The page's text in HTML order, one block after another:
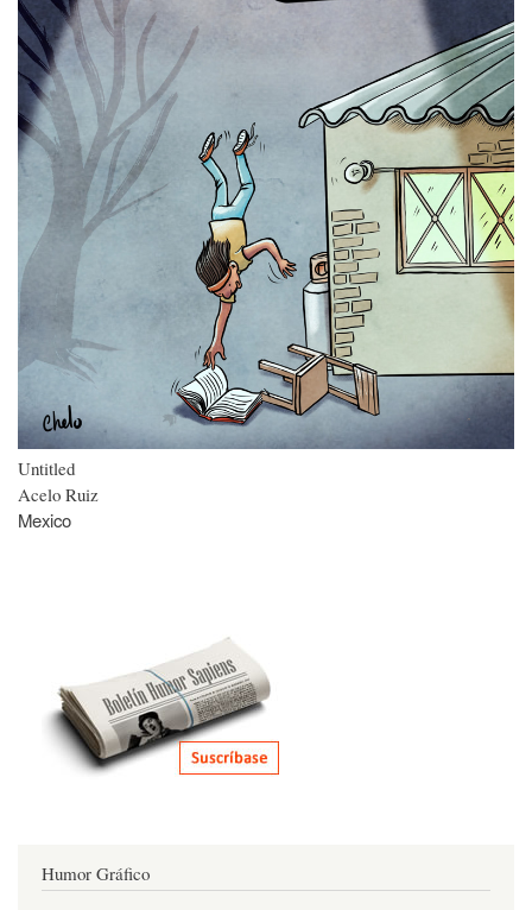
Untitled
Acelo Ruiz
Mexico
Humor Gráfico